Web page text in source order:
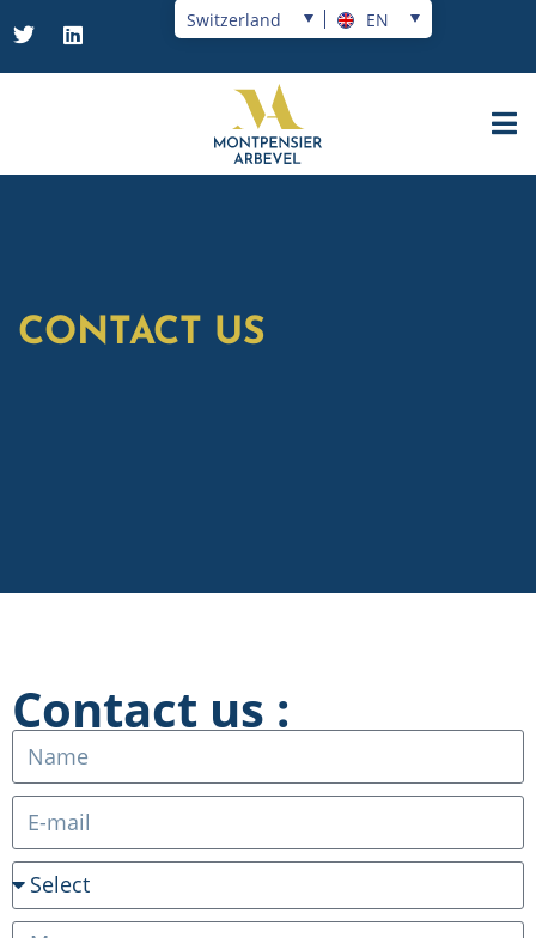
Switzerland EN
CONTACT US
Contact us :